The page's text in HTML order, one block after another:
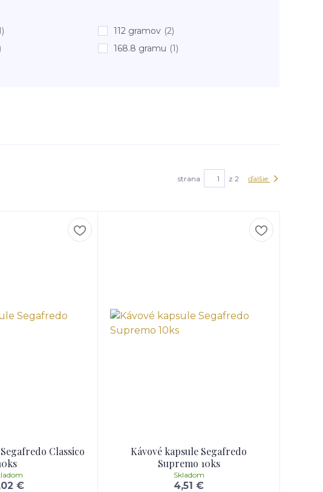
112 gramov (2)
168.8 gramu (1)
strana z 2 ďalšie
Classico
€
Kávové kapsule Segafredo
Supremo 10ks
4,51 €
Skladom